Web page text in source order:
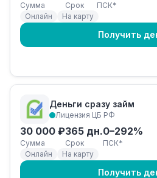
Сумма Срок
ПСК*
Онлайн
На карту
Получить
Деньги сразу займ
Лицензия ЦБ РФ
30 000 ₽
Сумма
365 дн.
Срок
0–292%
ПСК*
Онлайн
На карту
Получить